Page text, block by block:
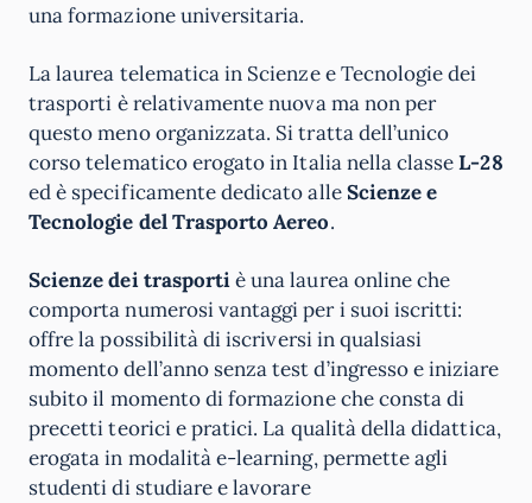
una formazione universitaria.
La laurea telematica in Scienze e Tecnologie dei
trasporti è relativamente nuova ma non per
questo meno organizzata. Si tratta dell’unico
corso telematico erogato in Italia nella classeL-28
ed è specificamente dedicato alleScienze e
Tecnologie del Trasporto Aereo.
Scienze dei trasportiè una laurea online che
comporta numerosi vantaggi per i suoi iscritti:
offre la possibilità di iscriversi in qualsiasi
momento dell’anno senza test d’ingresso e iniziare
subito il momento di formazione che consta di
precetti teorici e pratici. La qualità della didattica,
erogata in modalità e-learning, permette agli
studenti di studiare e lavorare